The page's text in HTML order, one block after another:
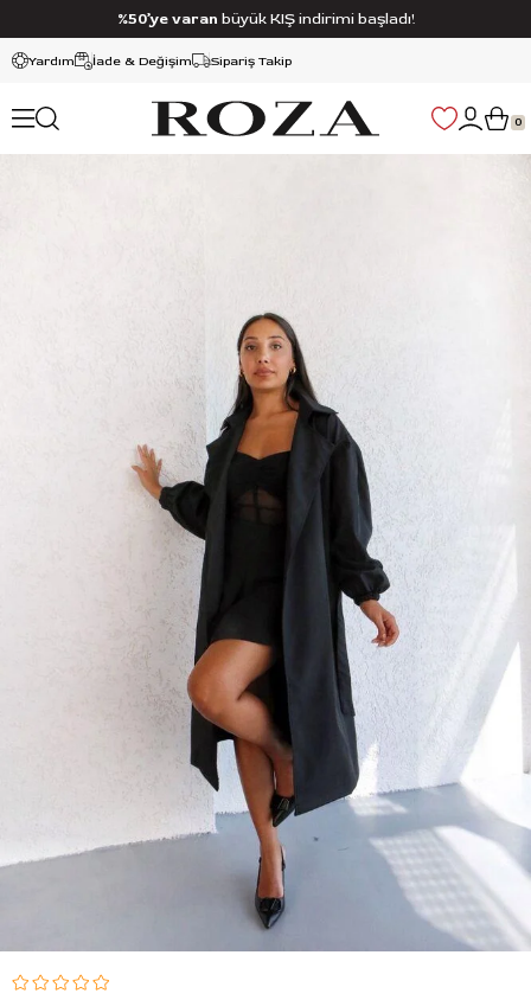
Yardım İade & Değişim Sipariş Takip
%50’ye varan büyük KIŞ indirimi başladı!
0